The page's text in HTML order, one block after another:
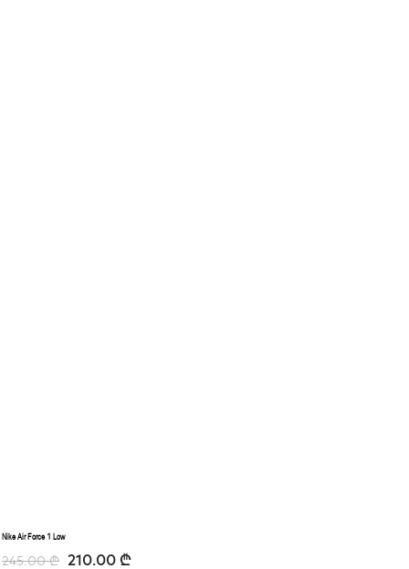
Nike Air Force 1 Low
245.00₾ 210.00 ₾